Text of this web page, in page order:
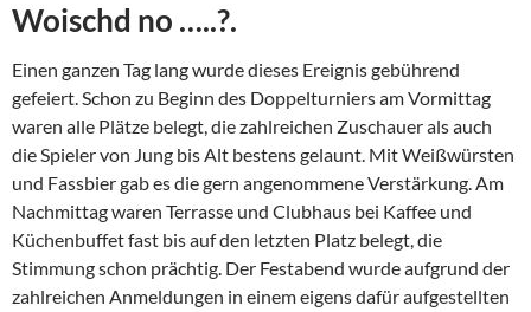
Woischd no …..?.
Einen ganzen Tag lang wurde dieses Ereignis gebührend
gefeiert. Schon zu Beginn des Doppelturniers am Vormittag
waren alle Plätze belegt, die zahlreichen Zuschauer als auch
die Spieler von Jung bis Alt bestens gelaunt. Mit Weißwürsten
und Fassbier gab es die gern angenommene Verstärkung. Am
Nachmittag waren Terrasse und Clubhaus bei Kaffee und
Küchenbuffet fast bis auf den letzten Platz belegt, die
Stimmung schon prächtig. Der Festabend wurde aufgrund der
zahlreichen Anmeldungen in einem eigens dafür aufgestellten